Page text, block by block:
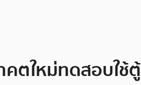
ตใหม่ทดสอบใช้ตู้